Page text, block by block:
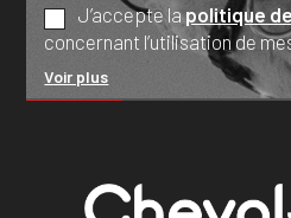
J’accepte lapolitique
concernant l’utilisation de
Voir plus